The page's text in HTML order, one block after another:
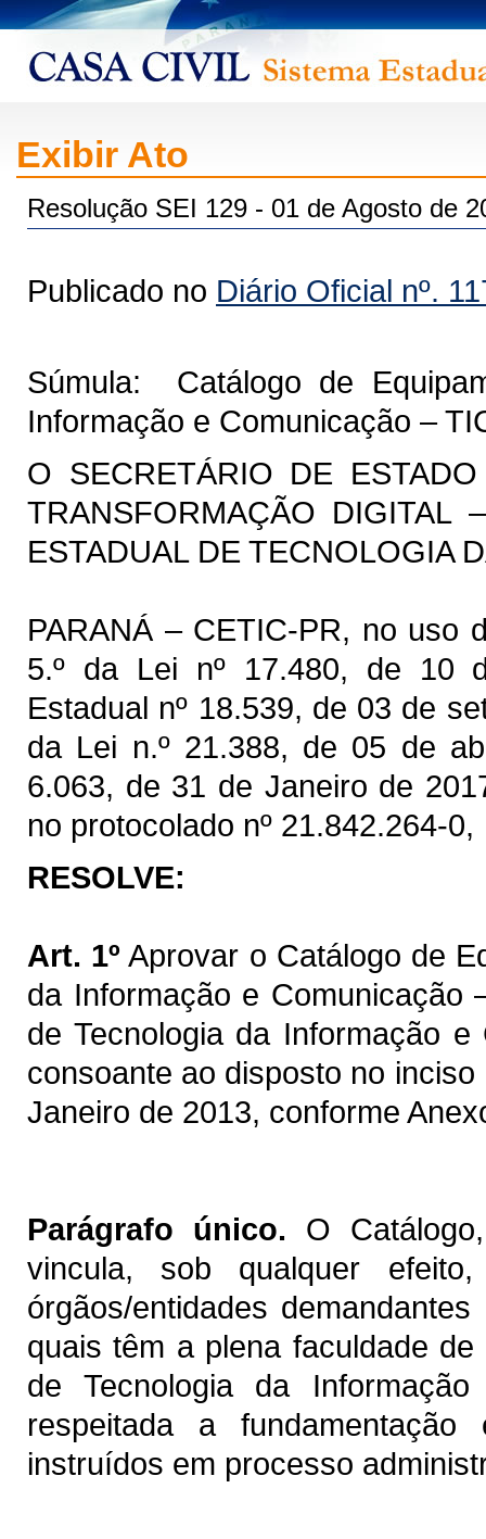
Exibir Ato
Resolução SEI 129 - 01 de Agosto de
Publicado no Diário Oficial nº.
Súmula: Catálogo de
Informação e Comunicação –
O SECRETÁRIO DE
TRANSFORMAÇÃO DIGITAL
ESTADUAL DE TECNOLOGIA
PARANÁ – CETIC-PR, no uso
5.º da Lei nº 17.480, de 10
Estadual nº 18.539, de 03 de
da Lei n.º 21.388, de 05 de
6.063, de 31 de Janeiro de
no protocolado nº 21.842.264-0,
RESOLVE:
Art. 1º Aprovar o Catálogo de
da Informação e Comunicação
de Tecnologia da Informação
consoante ao disposto no inciso
Janeiro de 2013, conforme
Parágrafo único. O
vincula, sob qualquer
órgãos/entidades
quais têm a plena faculdade
de Tecnologia da
respeitada a
instruídos em processo